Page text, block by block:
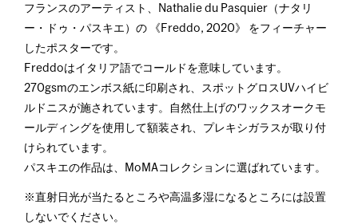
フランスのアーティスト、Nathalie du Pasquier（ナタリ
ー・ドゥ・パスキエ）の 《Freddo, 2020》 をフィーチャー
したポスターです。
Freddoはイタリア語でコールドを意味しています。
270gsmのエンボス紙に印刷され、スポットグロスUVハイビ
ルドニスが施されています。自然仕上げのワックスオークモ
ールディングを使用して額装され、プレキシガラスが取り付
けられています。
パスキエの作品は、MoMAコレクションに選ばれています。
※直射日光が当たるところや高温多湿になるところには設置
しないでください。